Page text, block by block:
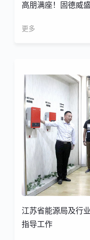
高朋满座！固德威
更多
江苏省能源局及行
指导工作